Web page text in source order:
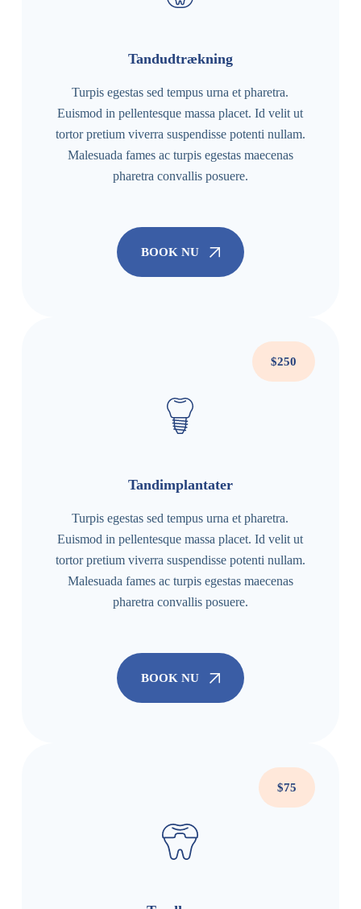
Tandudtrækning
Turpis egestas sed tempus urna et pharetra.
Euismod in pellentesque massa placet. Id velit ut
tortor pretium viverra suspendisse potenti nullam.
Malesuada fames ac turpis egestas maecenas
pharetra convallis posuere.
BOOK NU
$250
Tandimplantater
Turpis egestas sed tempus urna et pharetra.
Euismod in pellentesque massa placet. Id velit ut
tortor pretium viverra suspendisse potenti nullam.
Malesuada fames ac turpis egestas maecenas
pharetra convallis posuere.
BOOK NU
$75